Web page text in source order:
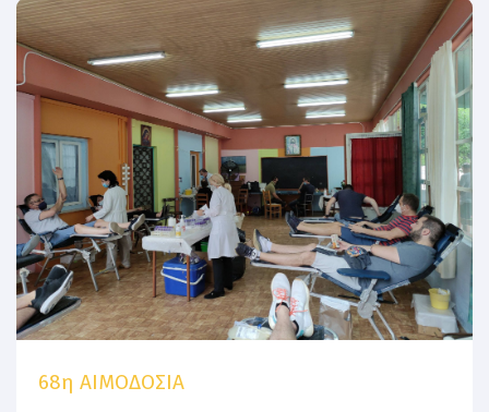
68η ΑΙΜΟΔΟΣΙΑ